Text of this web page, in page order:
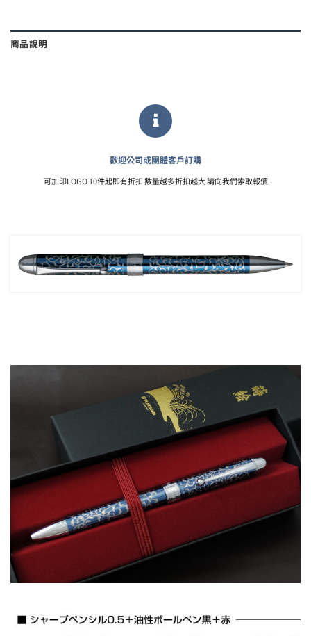
商品說明
歡迎公司或團體客戶訂購
可加印LOGO 10件起即有折扣 數量越多折扣越大 請向我們索取報價